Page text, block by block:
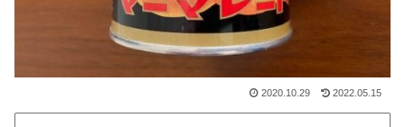
2020.10.29 2022.05.15